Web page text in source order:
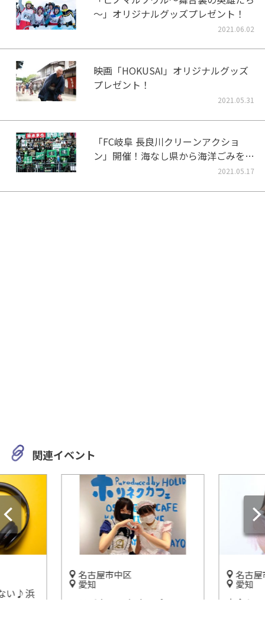
～」オリジナルグッズプレゼント！
2021.06.02
映画「HOKUSAI」オリジナルグッズ
プレゼント！
2021.05.31
「FC岐阜 長良川クリーンアクショ
ン」開催！海なし県から海洋ごみをな
2021.05.17
関連イベント
い♪浜
名古屋市中区
愛知
コラボカフェもオープン！ア
名古屋
愛知
完全セ